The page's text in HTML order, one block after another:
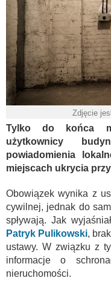
Zdjęcie
Tylko do końca
użytkownicy
powiadomienia
miejscach ukrycia
Obowiązek wynika z
cywilnej, jednak do
spływają. Jak
Patryk Pulikowski,
ustawy. W związku z
informacje o
nieruchomości.